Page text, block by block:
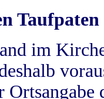
Taufpaten
im